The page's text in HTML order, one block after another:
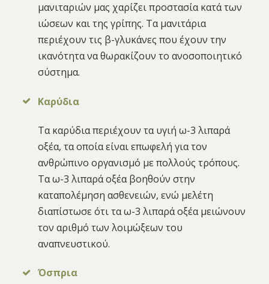
μανιταριών μας χαρίζει προστασία κατά των
ιώσεων και της γρίπης. Τα μανιτάρια
περιέχουν τις β-γλυκάνες που έχουν την
ικανότητα να θωρακίζουν το ανοσοποιητικό
σύστημα.
Καρύδια
Τα καρύδια περιέχουν τα υγιή ω-3 λιπαρά
οξέα, τα οποία είναι επωφελή για τον
ανθρώπινο οργανισμό με πολλούς τρόπους.
Τα ω-3 λιπαρά οξέα βοηθούν στην
καταπολέμηση ασθενειών, ενώ μελέτη
διαπίστωσε ότι τα ω-3 λιπαρά οξέα μειώνουν
τον αριθμό των λοιμώξεων του
αναπνευστικού.
Όσπρια